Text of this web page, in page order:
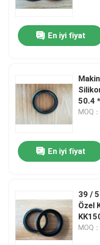
En iyi fiyat
50.4
MOQ
En iyi fiyat
39 /
Özel
MOQ